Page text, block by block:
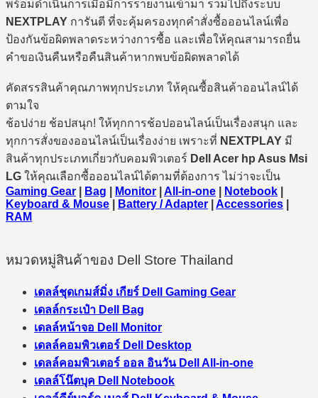
พร้อมดำเนินการเมื่อมีการรายงานเข้ามา รวมไปถึงระบบ
NEXTPLAY การันตี ที่จะคุ้มครองทุกคำสั่งซื้อออนไลน์เพื่อ
ป้องกันข้อผิดพลาดระหว่างการซื้อ และเพื่อให้คุณสามารถยื่น
คำขอเงินคืนหรือคืนสินค้าหากพบข้อผิดพลาดได้
คัดสรรสินค้าคุณภาพทุกประเภท ให้คุณซื้อสินค้าออนไลน์ได้
ตามใจ
ช้อปง่าย ช้อปสนุก! ให้ทุกการช้อปออนไลน์เป็นเรื่องสนุก และ
ทุกการสั่งของออนไลน์เป็นเรื่องง่าย เพราะที่ NEXTPLAY มี
สินค้าทุกประเภทเกี่ยวกับคอมพิวเตอร์ Dell Acer hp Asus Msi
LG ให้คุณเลือกซื้อออนไลน์ได้ตามที่ต้องการ ไม่ว่าจะเป็น
Gaming Gear
Bag Monitor All-in-one Notebook
Keyboard & Mouse
Battery / Adapter Accessories
RAM
หมวดหมู่สินค้าของ Dell Store Thailand
เดลล์ชุดเกมส์มิ่ง เกียร์ Dell Gaming Gear
เดลล์กระเป๋า Dell Bag
เดลล์หน้าจอ Dell Monitor
เดลล์คอมพิวเตอร์ Dell Desktop
เดลล์คอมพิวเตอร์ ออล อินวัน Dell All-in-one
เดลล์โน๊ตบุค Dell Notebook